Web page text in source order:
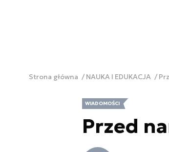
Strona główna NAUKA I EDUKACJA
WIADOMOŚCI
Przed